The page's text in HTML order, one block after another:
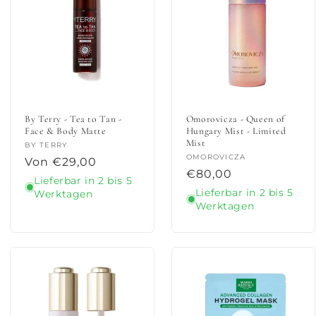
By Terry - Tea to Tan -
Face & Body Matte
Anbieter:
BY TERRY
Normaler
Preis
Von €29,00
Lieferbar in 2 bis 5
Werktagen
Omorovicza - Queen of
Hungary Mist - Limited
Mist
Anbieter:
OMOROVICZA
Normaler
Preis
€80,00
Lieferbar in 2 bis 5
Werktagen